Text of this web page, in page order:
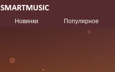
Новинки Популярное